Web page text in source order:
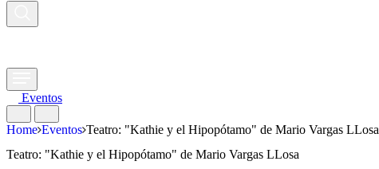
Eventos
Home Eventos Teatro: "Kathie y el Hipopótamo" de Mario Vargas LLosa
Teatro: "Kathie y el Hipopótamo" de Mario Vargas LLosa